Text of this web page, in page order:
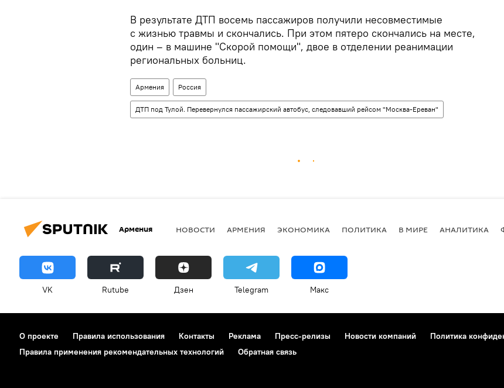
В результате ДТП восемь пассажиров получили несовместимые
с жизнью травмы и скончались. При этом пятеро скончались на месте,
один – в машине "Скорой помощи", двое в отделении реанимации
региональных больниц.
Армения Россия
ДТП под Тулой. Перевернулся пассажирский автобус, следовавший рейсом "Москва-Ереван"
Армения НОВОСТИ АРМЕНИЯ ЭКОНОМИКА ПОЛИТИКА В МИРЕ АНАЛИТИКА
VK Rutube Дзен Telegram Макс
О проекте Правила использования Контакты Реклама Пресс-релизы Новости компаний Политика
Правила применения рекомендательных технологий
Обратная связь